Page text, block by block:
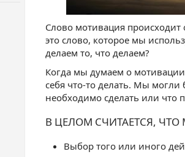
Слово мотивация происходит
это слово, которое мы
делаем то, что делаем?
Когда мы думаем о
себя что-то делать. Мы
необходимо сделать или что
В ЦЕЛОМ СЧИТАЕТСЯ,
Выбор того или иного